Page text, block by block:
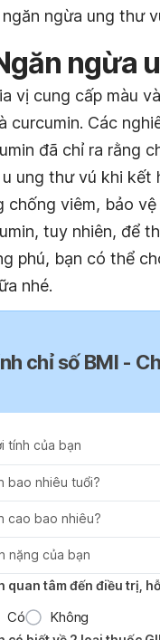
ngừa ung thư
ngừa
vị cung cấp màu
curcumin. Các
đã chỉ ra rằng
ung thư vú khi kết
chống viêm, bảo
tuy nhiên, để
phú, bạn có thể
nhé.
chỉ số BMI -
tính của bạn
bao nhiêu tuổi?
cao bao nhiêu?
nặng của bạn
quan tâm đến điều trị,
Có Không